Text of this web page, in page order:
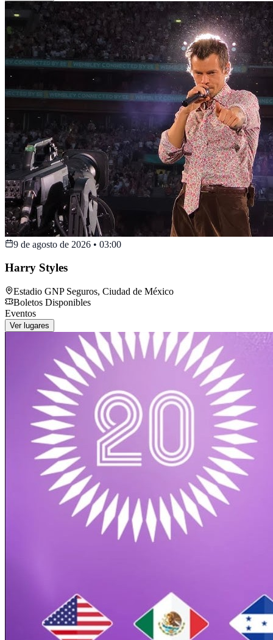
9 de agosto de 2026 • 03:00
Harry Styles
Estadio GNP Seguros, Ciudad de México
Boletos Disponibles
Eventos
Ver lugares